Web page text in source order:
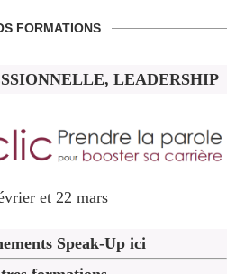
FORMATIONS
LEADERSHIP
et 22 mars
Speak-Up ici